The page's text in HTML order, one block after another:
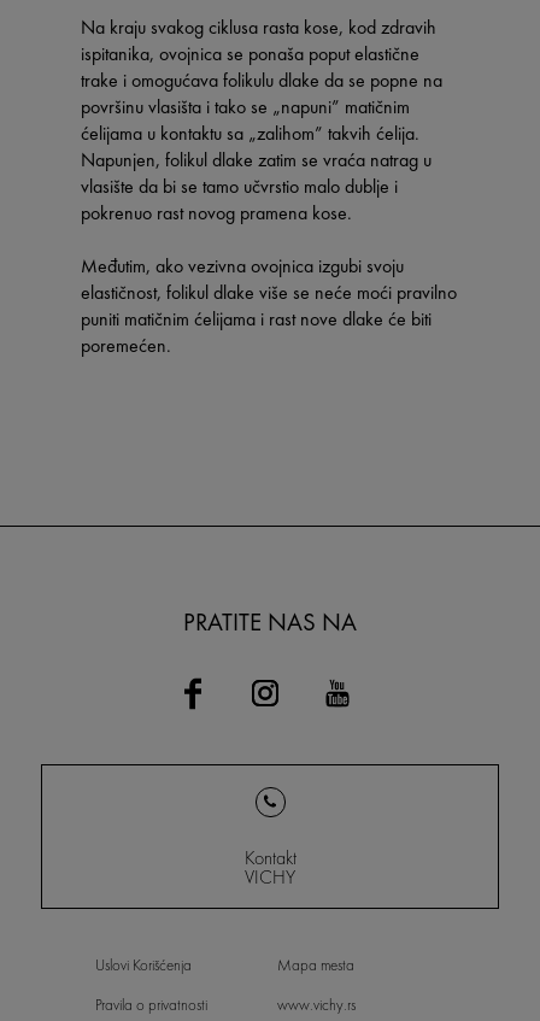
Na kraju svakog ciklusa rasta kose, kod zdravih
ispitanika, ovojnica se ponaša poput elastične
trake i omogućava folikulu dlake da se popne na
površinu vlasišta i tako se „napuni” matičnim
ćelijama u kontaktu sa „zalihom” takvih ćelija.
Napunjen, folikul dlake zatim se vraća natrag u
vlasište da bi se tamo učvrstio malo dublje i
pokrenuo rast novog pramena kose.
Međutim, ako vezivna ovojnica izgubi svoju
elastičnost, folikul dlake više se neće moći pravilno
puniti matičnim ćelijama i rast nove dlake će biti
poremećen.
PRATITE NAS NA
Kontakt
VICHY
Uslovi Korišćenja
Pravila o privatnosti
Mapa mesta
www.vichy.rs